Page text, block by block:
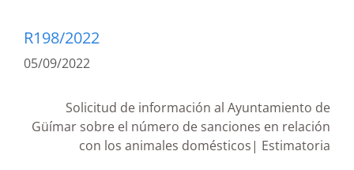
R198/2022
05/09/2022
Solicitud de información al Ayuntamiento de
Güímar sobre el número de sanciones en relación
con los animales domésticos| Estimatoria